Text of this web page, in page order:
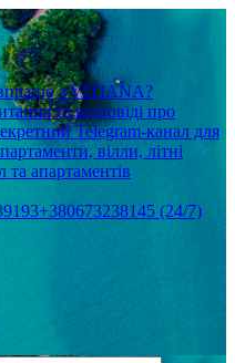
з VITIANA?
та відповіді про
Telegram-канал для
вілли, літні
апартаментів
+380673238145 (24/7)